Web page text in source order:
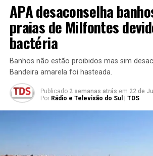
APA desaconselha
praias de Milfontes
bactéria
Banhos não estão proibidos mas sim
Bandeira amarela foi hasteada.
Publicado 2 semanas atrás em 22 de
Por Rádio e Televisão do Sul | TDS